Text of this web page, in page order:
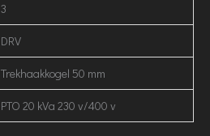
3
DRV
Trekhaakkogel 50 mm
PTO 20 kVa 230 v/400 v